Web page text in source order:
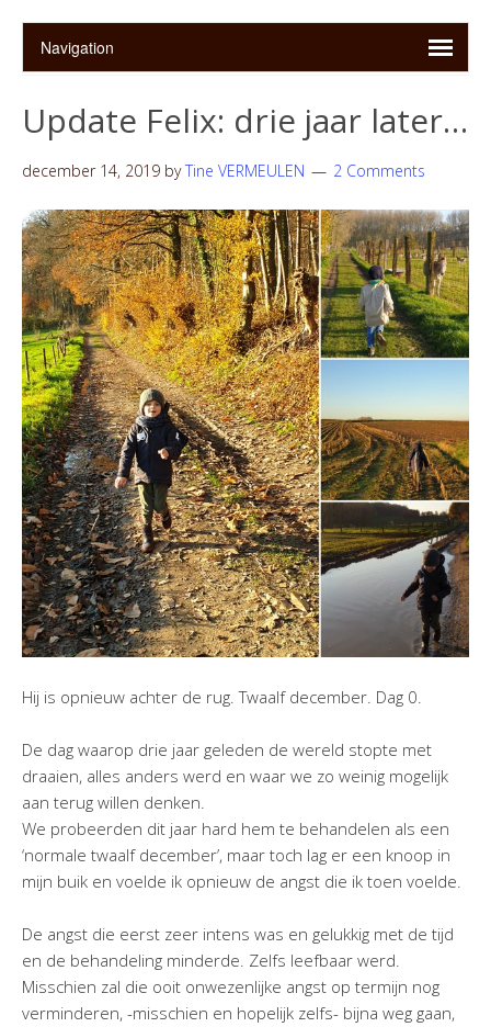
Update Felix: drie jaar later…
december 14, 2019 byTine VERMEULEN 2 Comments
Hij is opnieuw achter de rug. Twaalf december. Dag 0.
De dag waarop drie jaar geleden de wereld stopte met
draaien, alles anders werd en waar we zo weinig mogelijk
aan terug willen denken.
We probeerden dit jaar hard hem te behandelen als een
‘normale twaalf december’, maar toch lag er een knoop in
mijn buik en voelde ik opnieuw de angst die ik toen voelde.
De angst die eerst zeer intens was en gelukkig met de tijd
en de behandeling minderde. Zelfs leefbaar werd.
Misschien zal die ooit onwezenlijke angst op termijn nog
verminderen, -misschien en hopelijk zelfs- bijna weg gaan,